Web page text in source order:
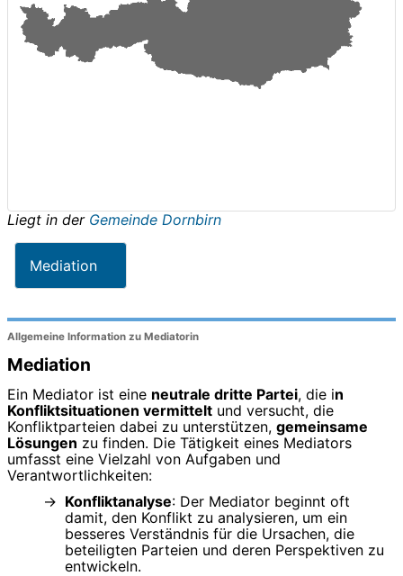
Liegt in der Gemeinde Dornbirn
Mediation
Allgemeine Information zu Mediatorin
Mediation
Ein Mediator ist eine neutrale dritte Partei, die in
Konfliktsituationen vermittelt und versucht, die
Konfliktparteien dabei zu unterstützen, gemeinsame
Lösungen zu finden. Die Tätigkeit eines Mediators
umfasst eine Vielzahl von Aufgaben und
Verantwortlichkeiten:
Konfliktanalyse: Der Mediator beginnt oft
damit, den Konflikt zu analysieren, um ein
besseres Verständnis für die Ursachen, die
beteiligten Parteien und deren Perspektiven zu
entwickeln.